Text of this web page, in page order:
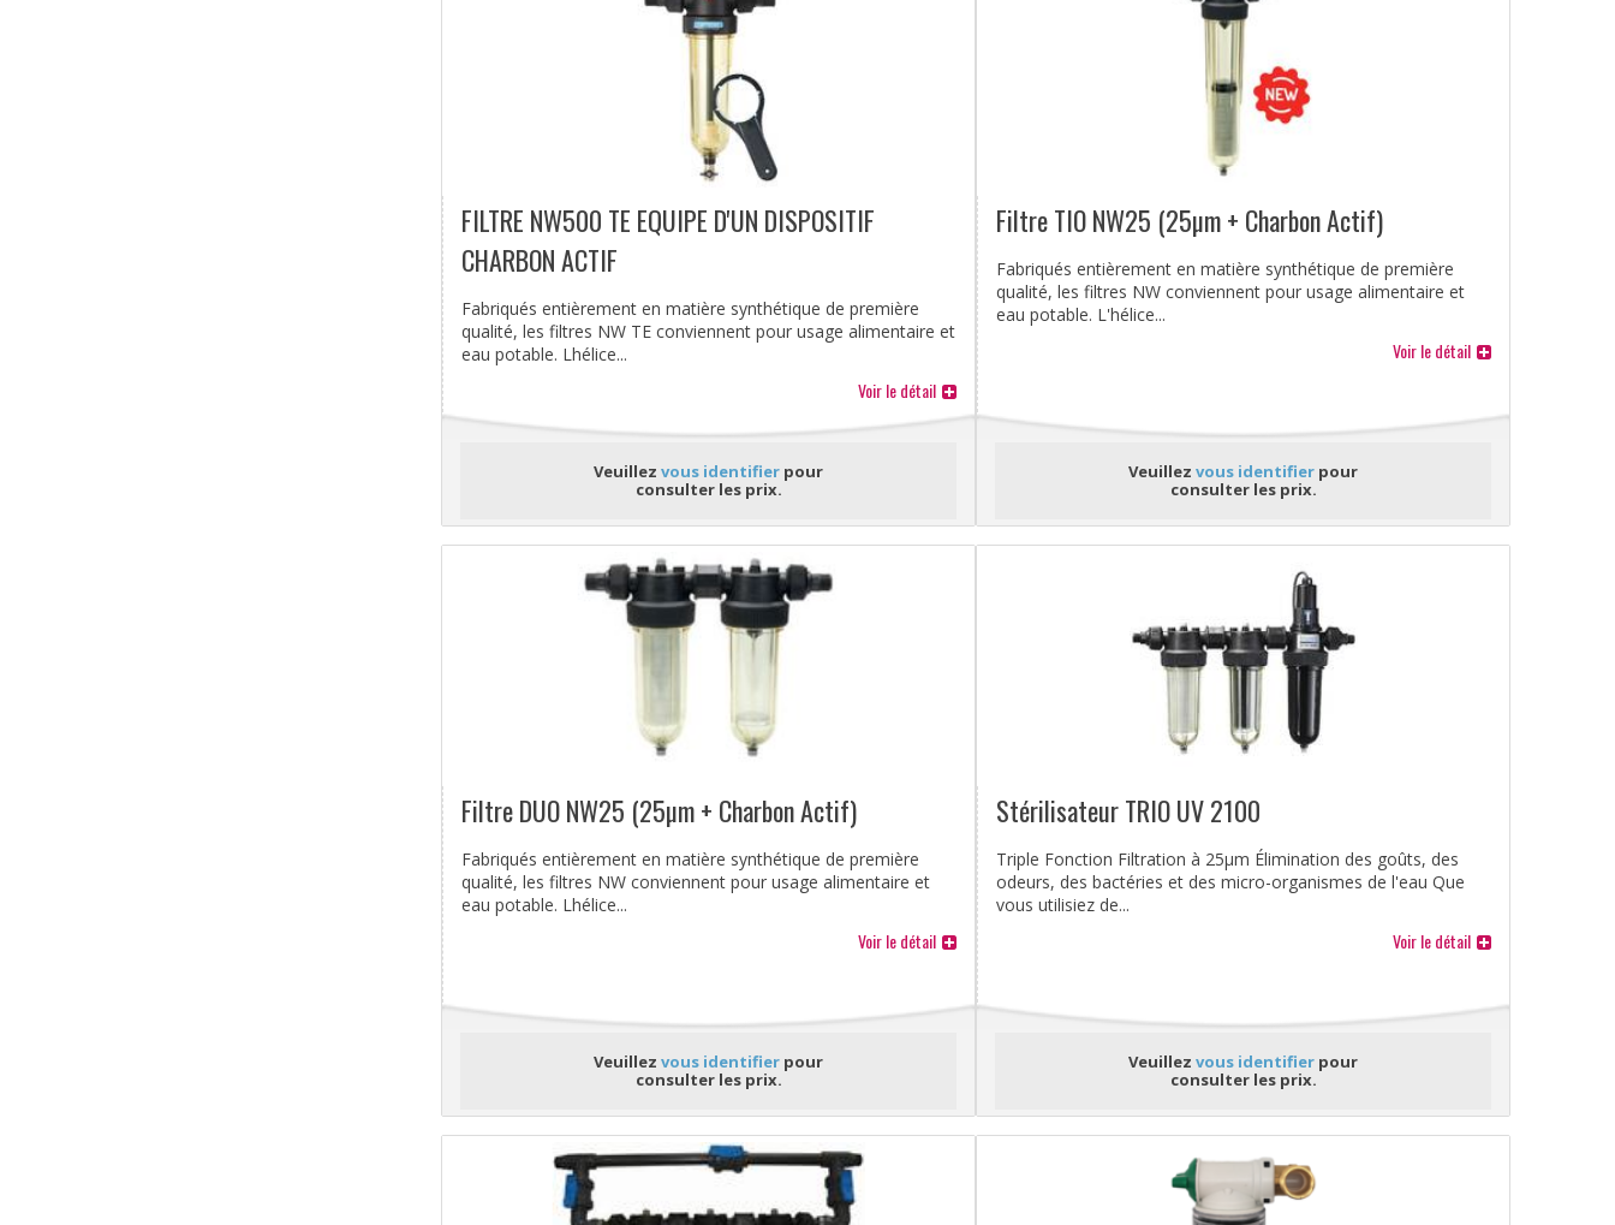
FILTRE NW500 TE EQUIPE D'UN DISPOSITIF
CHARBON ACTIF
Fabriqués entièrement en matière synthétique de première
qualité, les filtres NW TE conviennent pour usage alimentaire et
eau potable. Lhélice...
Voir le détail
Veuillez vous identifier pour
consulter les prix.
Filtre TIO NW25 (25µm + Charbon Actif)
Fabriqués entièrement en matière synthétique de première
qualité, les filtres NW conviennent pour usage alimentaire et
eau potable. L'hélice...
Voir le détail
Veuillez vous identifier pour
consulter les prix.
Filtre DUO NW25 (25µm + Charbon Actif)
Fabriqués entièrement en matière synthétique de première
qualité, les filtres NW conviennent pour usage alimentaire et
eau potable. Lhélice...
Voir le détail
Veuillez vous identifier pour
consulter les prix.
Stérilisateur TRIO UV 2100
Triple Fonction Filtration à 25μm Élimination des goûts, des
odeurs, des bactéries et des micro-organismes de l'eau Que
vous utilisiez de...
Voir le détail
Veuillez vous identifier pour
consulter les prix.